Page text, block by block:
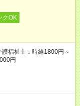
クOK
福祉士：時給1800円～
円